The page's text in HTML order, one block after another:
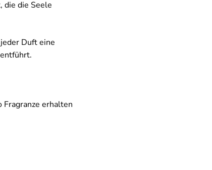
die die Seele
Duft eine
erhalten